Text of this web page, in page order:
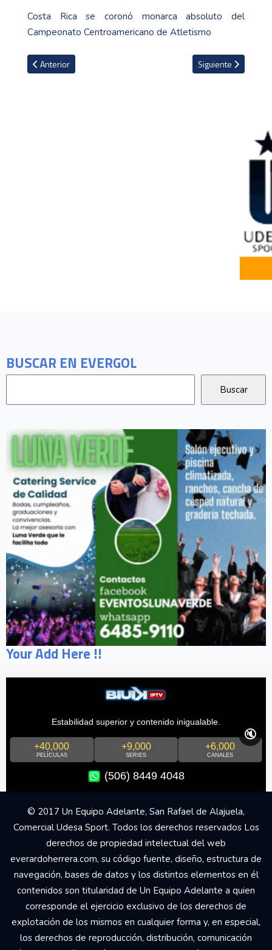
BUSCAR EN EVERGOL
Your Add Here !!
Costa Rica se coronó monarca absoluto del
Campeonato Centroamericano de Atletismo
Artículo anterior: Jafet Soto y Orlando Moreira cancelaron la
Anterior Artículo siguiente:
Siguiente
Estabilidad superior y contenido inigualable.
+40,000
PELÍCULAS
+9,000
SERIES
+6,000
CANALES
(506) 8449 4048
🔇
© 2017 Un Equipo Adelante, San Rafael de Alajuela,
Comercial Udesa Sport. Todos los derechos reservados Los
derechos de propiedad intelectual del web
everardoherrera.com, su código fuente, diseño, estructura de
navegación, bases de datos y los distintos elementos en él
contenidos son titularidad de Un Equipo Adelante a quien
corresponde el ejercicio exclusivo de los derechos de
explotación de los mismos en cualquier forma y, en especial,
los derechos de reproducción, distribución, comunicación